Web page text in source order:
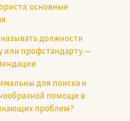
основные
должности
или профстандарту —
для поиска и
помощи в
проблем?